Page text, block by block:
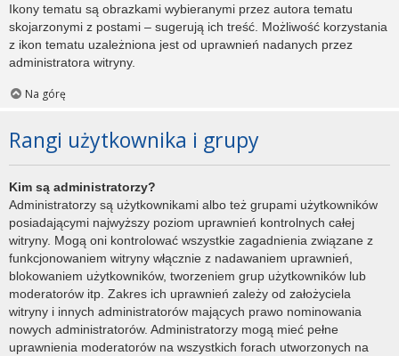
Ikony tematu są obrazkami wybieranymi przez autora tematu
skojarzonymi z postami – sugerują ich treść. Możliwość korzystania
z ikon tematu uzależniona jest od uprawnień nadanych przez
administratora witryny.
Na górę
Rangi użytkownika i grupy
Kim są administratorzy?
Administratorzy są użytkownikami albo też grupami użytkowników
posiadającymi najwyższy poziom uprawnień kontrolnych całej
witryny. Mogą oni kontrolować wszystkie zagadnienia związane z
funkcjonowaniem witryny włącznie z nadawaniem uprawnień,
blokowaniem użytkowników, tworzeniem grup użytkowników lub
moderatorów itp. Zakres ich uprawnień zależy od założyciela
witryny i innych administratorów mających prawo nominowania
nowych administratorów. Administratorzy mogą mieć pełne
uprawnienia moderatorów na wszystkich forach utworzonych na